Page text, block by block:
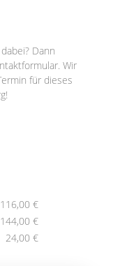
Dann
Wir
für dieses
116,00 €
144,00 €
24,00 €